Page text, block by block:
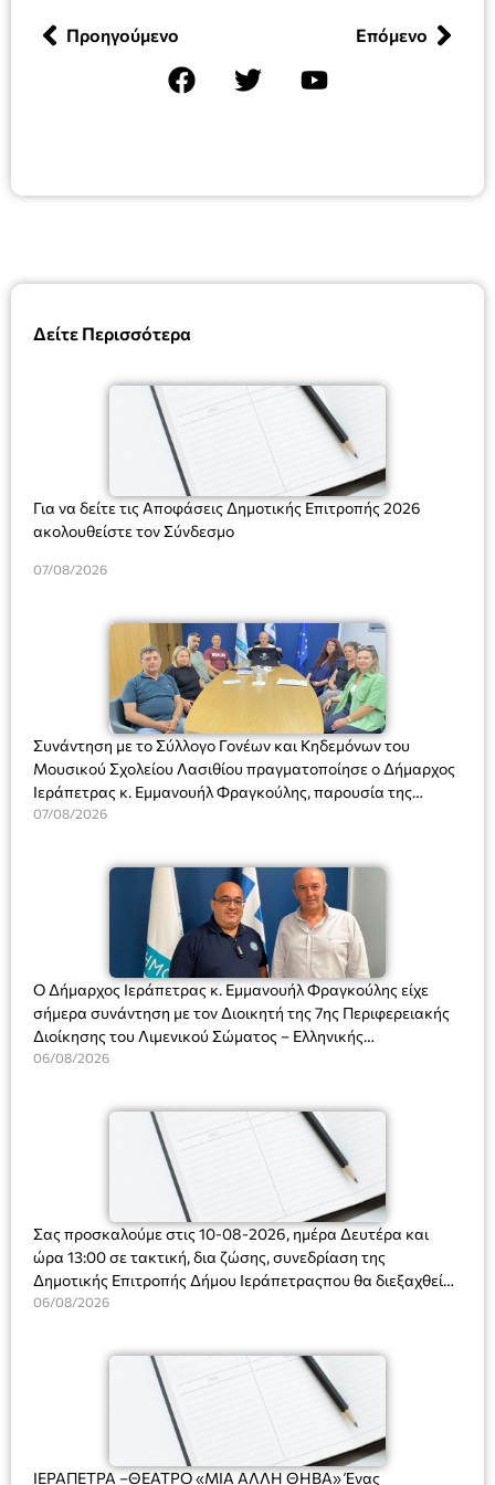
Δείτε Περισσότερα
Για να δείτε τις Αποφάσεις Δημοτικής Επιτροπής 2026
ακολουθείστε τον Σύνδεσμο
07/08/2026
Συνάντηση με το Σύλλογο Γονέων και Κηδεμόνων του
Μουσικού Σχολείου Λασιθίου πραγματοποίησε ο Δήμαρχος
Ιεράπετρας κ. Εμμανουήλ Φραγκούλης, παρουσία της
Διευθύντριας του σχολείου κας Μαριάννας Χαΐτα.
07/08/2026
Ο Δήμαρχος Ιεράπετρας κ. Εμμανουήλ Φραγκούλης είχε
σήμερα συνάντηση με τον Διοικητή της 7ης Περιφερειακής
Διοίκησης του Λιμενικού Σώματος – Ελληνικής
Ακτοφυλακής (Λ.Σ.-ΕΛ.ΑΚΤ.), Αρχιπλοίαρχο Λ.Σ. κ. Ιωάννη
06/08/2026
Σας προσκαλούμε στις 10-08-2026, ημέρα Δευτέρα και
ώρα 13:00 σε τακτική, δια ζώσης, συνεδρίαση της
Δημοτικής Επιτροπής Δήμου Ιεράπετραςπου θα διεξαχθεί
στο Δημοτικό Κατάστημα, Δημοκρατίας 31 στην αίθουσα
και λήψη αποφάσεων στα παρακάτω θέματα:
06/08/2026
ΙΕΡΑΠΕΤΡΑ –ΘΕΑΤΡΟ «ΜΙΑ ΑΛΛΗ ΘΗΒΑ» Ένας
Προηγούμενο Επόμενο